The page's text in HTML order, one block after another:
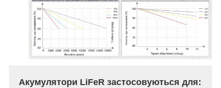
Акумулятори LiFeR застосовуються для: